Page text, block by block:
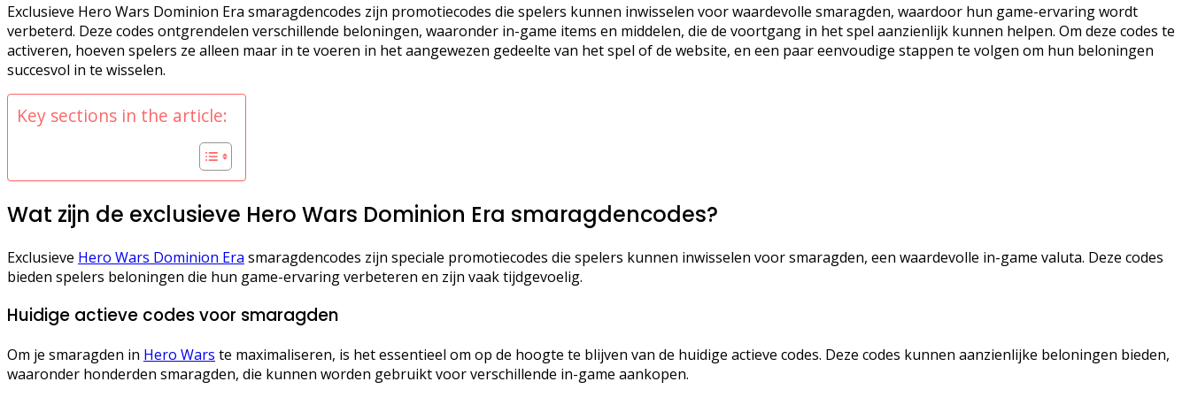
Exclusieve Hero Wars Dominion Era smaragdencodes zijn promotiecodes die spelers kunnen inwisselen voor waardevolle smaragden, waardoor hun game-ervaring wordt
verbeterd. Deze codes ontgrendelen verschillende beloningen, waaronder in-game items en middelen, die de voortgang in het spel aanzienlijk kunnen helpen. Om deze codes te
activeren, hoeven spelers ze alleen maar in te voeren in het aangewezen gedeelte van het spel of de website, en een paar eenvoudige stappen te volgen om hun beloningen
succesvol in te wisselen.
Key sections in the article:
Wat zijn de exclusieve Hero Wars Dominion Era smaragdencodes?
Exclusieve Hero Wars Dominion Era smaragdencodes zijn speciale promotiecodes die spelers kunnen inwisselen voor smaragden, een waardevolle in-game valuta. Deze codes
bieden spelers beloningen die hun game-ervaring verbeteren en zijn vaak tijdgevoelig.
Huidige actieve codes voor smaragden
Om je smaragden in Hero Wars te maximaliseren, is het essentieel om op de hoogte te blijven van de huidige actieve codes. Deze codes kunnen aanzienlijke beloningen bieden,
waaronder honderden smaragden, die kunnen worden gebruikt voor verschillende in-game aankopen.